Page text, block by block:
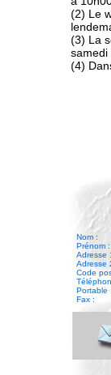
(2) Le
(3) La
samedi
(4)
Nom :
Prénom :
Adresse
Adresse
Code
Portable
Fax :